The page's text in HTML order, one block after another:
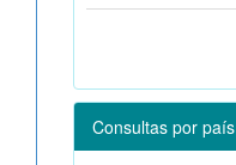
Consultas por país